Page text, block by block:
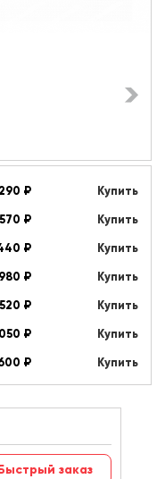
₽
Купить
₽
Купить
₽
Купить
₽
Купить
₽
Купить
₽
Купить
₽ Купить
заказ